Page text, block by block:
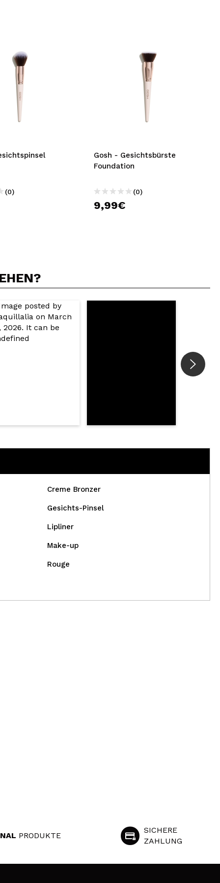
(0)
Gosh - Gesichtsbürste
Foundation
(0)
9,99€
Creme Bronzer
Gesichts-Pinsel
Lipliner
Make-up
Rouge
PRODUKTE
SICHERE
ZAHLUNG